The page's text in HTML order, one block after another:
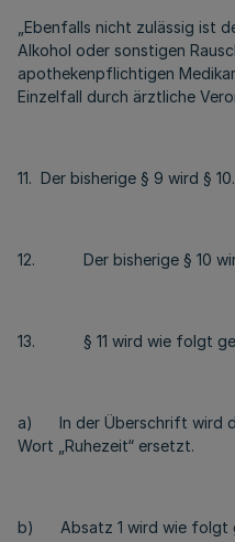
„Ebenfalls nicht zulässig ist
Alkohol oder sonstigen
apothekenpflichtigen
Einzelfall durch ärztliche
11. Der bisherige § 9 wird § 10.
12. Der bisherige § 10
13. § 11 wird wie folgt
a) In der Überschrift wird
Wort „Ruhezeit“ ersetzt.
b) Absatz 1 wird wie folgt